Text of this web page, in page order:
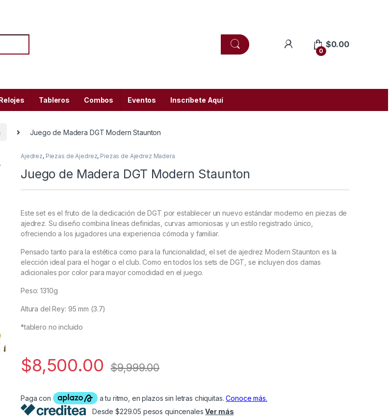
0
$0.00
Tableros Combos Eventos Inscríbete Aquí
Juego de Madera DGT Modern Staunton
Ajedrez, Piezas de Ajedrez, Piezas de Ajedrez Madera
Juego de Madera DGT Modern Staunton
Este set es el fruto de la dedicación de DGT por establecer un nuevo estándar moderno en piezas de
ajedrez. Su diseño combina líneas definidas, curvas armoniosas y un estilo registrado único,
ofreciendo a los jugadores una experiencia cómoda y familiar.
Pensado tanto para la estética como para la funcionalidad, el set de ajedrez Modern Staunton es la
elección ideal para el hogar o el club. Como en todos los sets de DGT, se incluyen dos damas
adicionales por color para mayor comodidad en el juego.
Peso: 1310g
Altura del Rey: 95 mm (3.7)
*tablero no incluido
$8,500.00 $9,999.00
Desde $229.05 pesos quincenalesVer más